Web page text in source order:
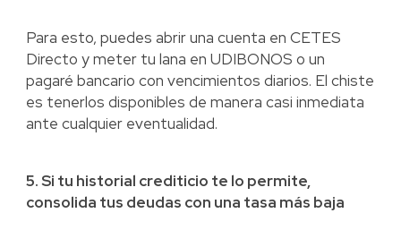
Para esto, puedes abrir una cuenta en CETES
Directo y meter tu lana en UDIBONOS o un
pagaré bancario con vencimientos diarios. El chiste
es tenerlos disponibles de manera casi inmediata
ante cualquier eventualidad.
5. Si tu historial crediticio te lo permite,
consolida tus deudas con una tasa más baja